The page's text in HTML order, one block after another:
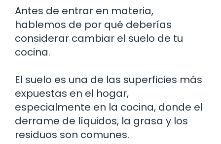
Antes de entrar en materia,
hablemos de por qué deberías
considerar cambiar el suelo de tu
cocina.
El suelo es una de las superficies más
expuestas en el hogar,
especialmente en la cocina, donde el
derrame de líquidos, la grasa y los
residuos son comunes.